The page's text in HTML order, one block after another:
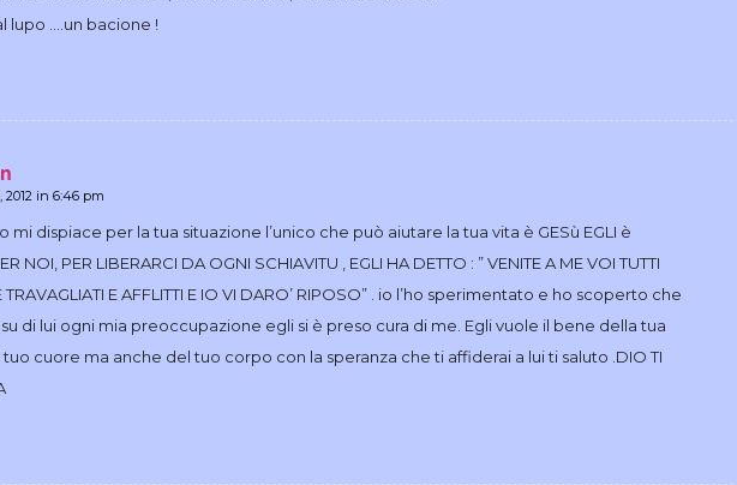
lupo ….un bacione !
2012 in 6:46 pm
mi dispiace per la tua situazione l’unico che può aiutare la tua vita è GESù EGLI è
NOI, PER LIBERARCI DA OGNI SCHIAVITU , EGLI HA DETTO : ” VENITE A ME VOI TUTTI
TRAVAGLIATI E AFFLITTI E IO VI DARO’ RIPOSO” . io l’ho sperimentato e ho scoperto che
di lui ogni mia preoccupazione egli si è preso cura di me. Egli vuole il bene della tua
cuore ma anche del tuo corpo con la speranza che ti affiderai a lui ti saluto .DIO TI